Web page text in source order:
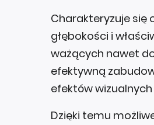
Charakteryzuje się
głębokości i
ważących nawet
efektywną
efektów
Dzięki temu